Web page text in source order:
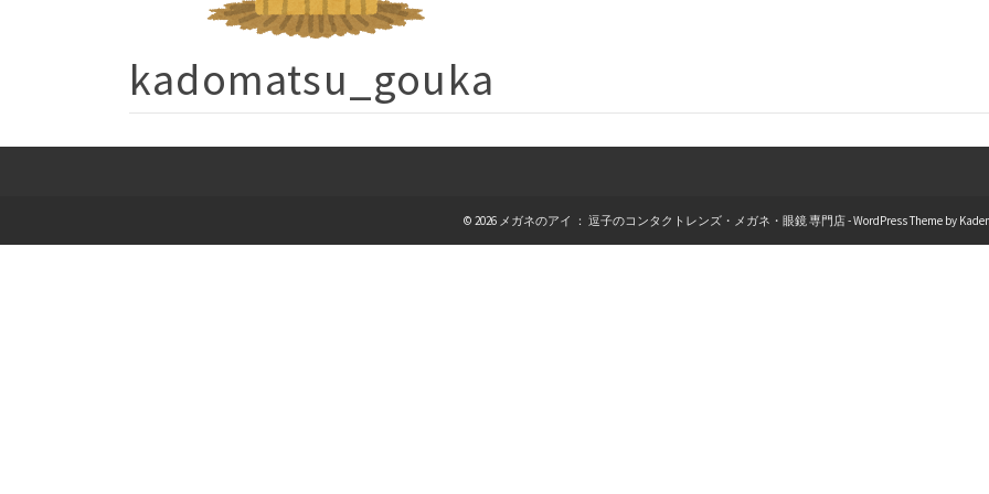
kadomatsu_gouka
© 2026 メガネのアイ ： 逗子のコンタクトレンズ・メガネ・眼鏡 専門店 - WordPress Theme by